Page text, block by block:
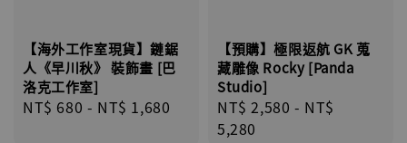
【海外工作室現貨】鏈鋸
人《早川秋》 裝飾畫 [巴
洛克工作室]
Regular
NT$ 680 - NT$ 1,680
【預購】極限返航 GK 蒐
藏雕像 Rocky [Panda
Studio]
Regular
price
NT$ 2,580 - NT$
5,280